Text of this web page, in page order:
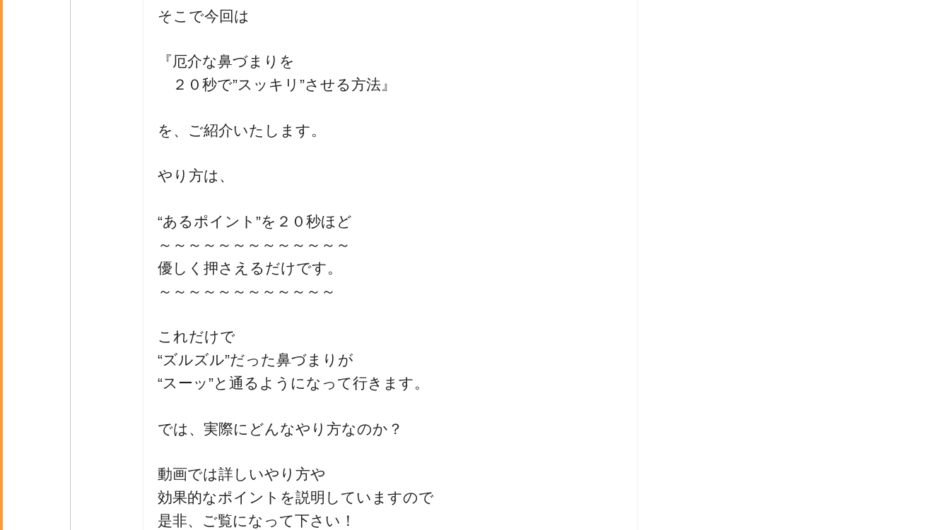
そこで今回は
『厄介な鼻づまりを
２０秒で”スッキリ”させる方法』
を、ご紹介いたします。
やり方は、
“あるポイント”を２０秒ほど
～～～～～～～～～～～～～
優しく押さえるだけです。
～～～～～～～～～～～～
これだけで
“ズルズル”だった鼻づまりが
“スーッ”と通るようになって行きます。
では、実際にどんなやり方なのか？
動画では詳しいやり方や
効果的なポイントを説明していますので
是非、ご覧になって下さい！